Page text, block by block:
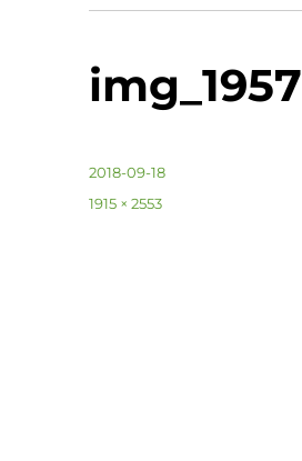
img_1957
投
稿
2018-09-18
フ
1915 × 2553